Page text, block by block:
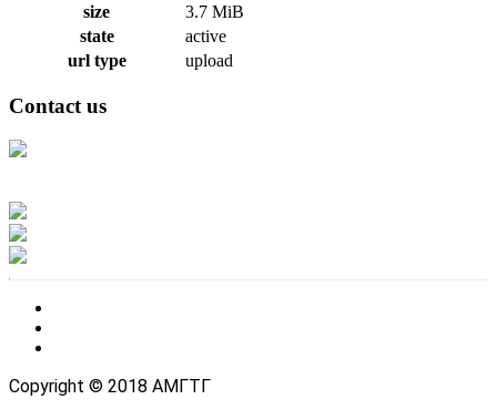
size
3.7 MiB
state
active
url type
upload
Contact us
Copyright © 2018 АМГТГ